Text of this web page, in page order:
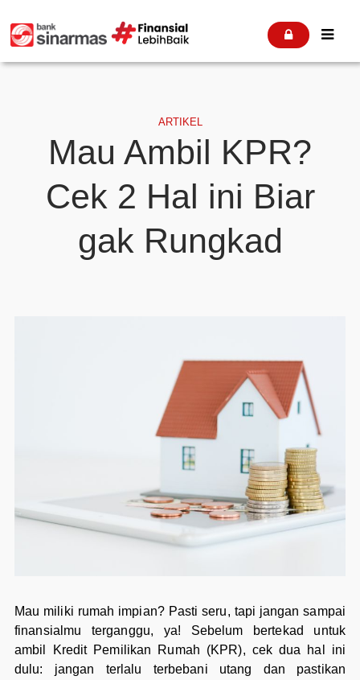
 
ARTIKEL
Mau Ambil KPR?
Cek 2 Hal ini Biar
gak Rungkad
Mau miliki rumah impian? Pasti seru, tapi jangan sampai
finansialmu terganggu, ya! Sebelum bertekad untuk
ambil Kredit Pemilikan Rumah (KPR), cek dua hal ini
dulu: jangan terlalu terbebani utang dan pastikan